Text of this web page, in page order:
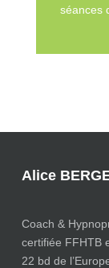
séances
Alice
Coach &
certifiée FFHTB
22 bd de